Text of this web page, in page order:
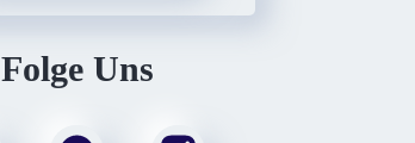
Folge Uns